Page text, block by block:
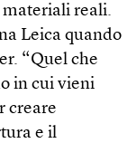
materiali reali.
Leica quando
“Quel che
in cui vieni
creare
e il